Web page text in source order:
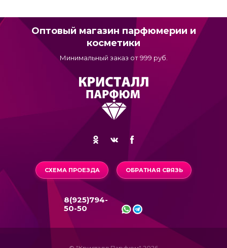
Оптовый магазин парфюмерии и
косметики
Минимальный заказ от 999 руб.
СХЕМА ПРОЕЗДА ОБРАТНАЯ СВЯЗЬ
8(925)794-
50-50